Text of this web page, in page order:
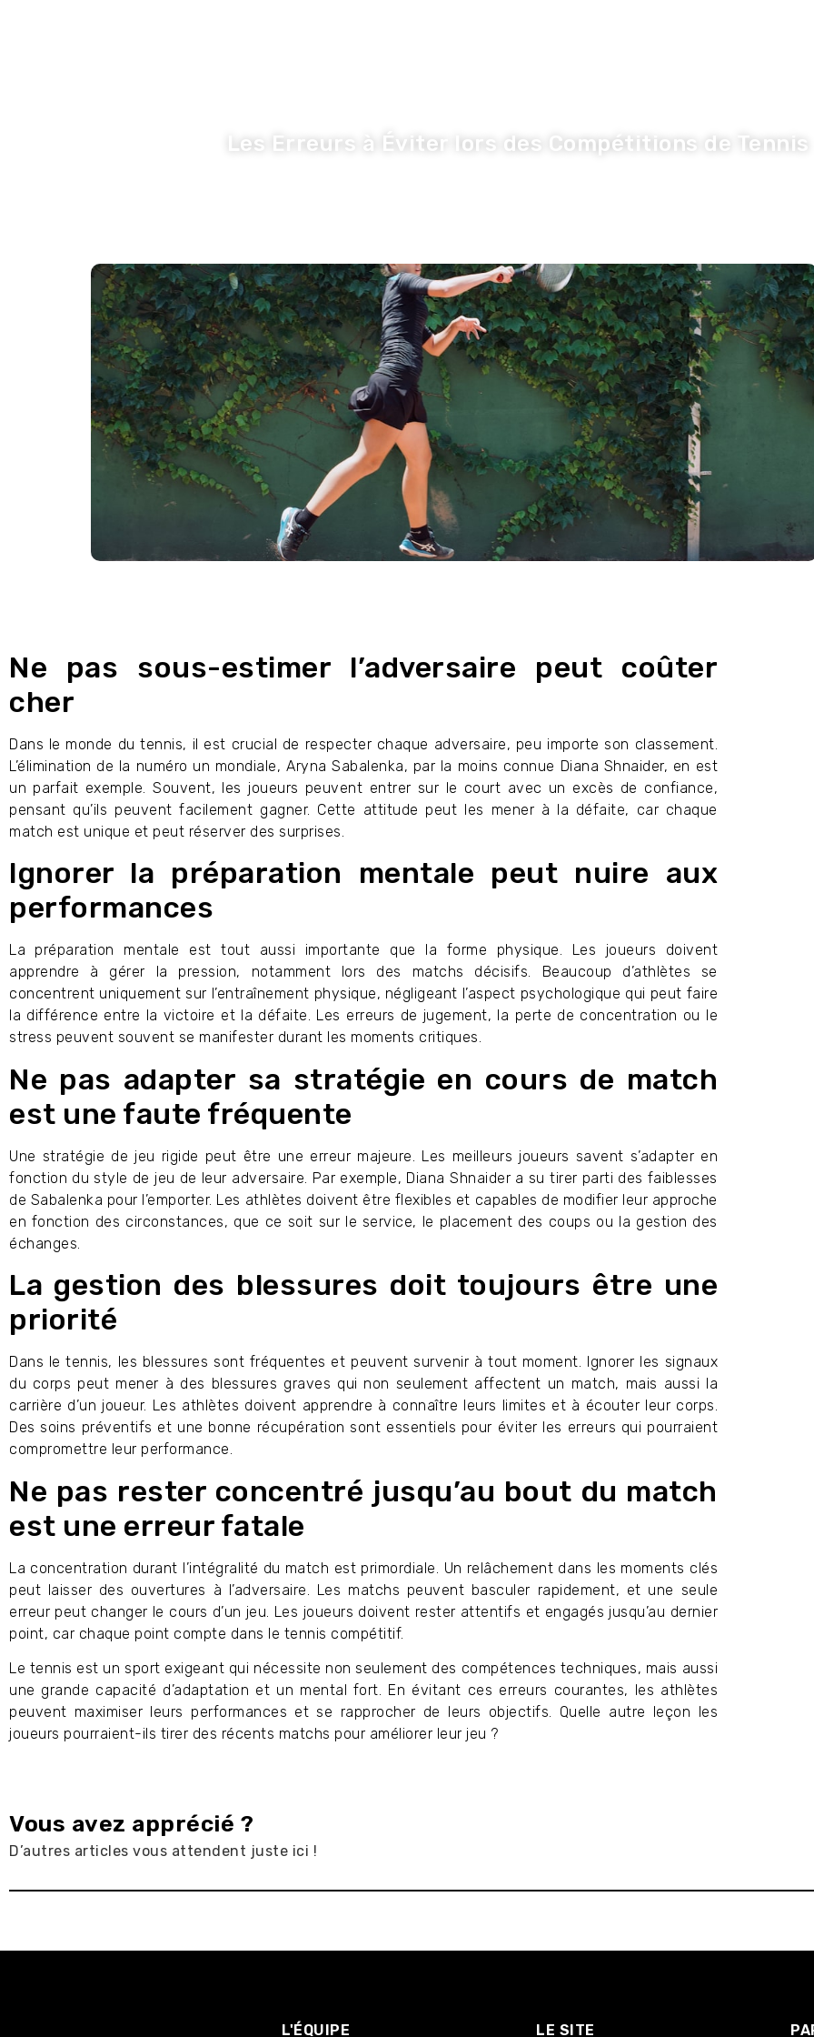
Les Erreurs à Éviter lors des Compétitions de Tennis
Ne pas sous-estimer l’adversaire peut coûter
cher
Dans le monde du tennis, il est crucial de respecter chaque adversaire, peu importe son classement.
L’élimination de la numéro un mondiale, Aryna Sabalenka, par la moins connue Diana Shnaider, en est
un parfait exemple. Souvent, les joueurs peuvent entrer sur le court avec un excès de confiance,
pensant qu’ils peuvent facilement gagner. Cette attitude peut les mener à la défaite, car chaque
match est unique et peut réserver des surprises.
Ignorer la préparation mentale peut nuire aux
performances
La préparation mentale est tout aussi importante que la forme physique. Les joueurs doivent
apprendre à gérer la pression, notamment lors des matchs décisifs. Beaucoup d’athlètes se
concentrent uniquement sur l’entraînement physique, négligeant l’aspect psychologique qui peut faire
la différence entre la victoire et la défaite. Les erreurs de jugement, la perte de concentration ou le
stress peuvent souvent se manifester durant les moments critiques.
Ne pas adapter sa stratégie en cours de match
est une faute fréquente
Une stratégie de jeu rigide peut être une erreur majeure. Les meilleurs joueurs savent s’adapter en
fonction du style de jeu de leur adversaire. Par exemple, Diana Shnaider a su tirer parti des faiblesses
de Sabalenka pour l’emporter. Les athlètes doivent être flexibles et capables de modifier leur approche
en fonction des circonstances, que ce soit sur le service, le placement des coups ou la gestion des
échanges.
La gestion des blessures doit toujours être une
priorité
Dans le tennis, les blessures sont fréquentes et peuvent survenir à tout moment. Ignorer les signaux
du corps peut mener à des blessures graves qui non seulement affectent un match, mais aussi la
carrière d’un joueur. Les athlètes doivent apprendre à connaître leurs limites et à écouter leur corps.
Des soins préventifs et une bonne récupération sont essentiels pour éviter les erreurs qui pourraient
compromettre leur performance.
Ne pas rester concentré jusqu’au bout du match
est une erreur fatale
La concentration durant l’intégralité du match est primordiale. Un relâchement dans les moments clés
peut laisser des ouvertures à l’adversaire. Les matchs peuvent basculer rapidement, et une seule
erreur peut changer le cours d’un jeu. Les joueurs doivent rester attentifs et engagés jusqu’au dernier
point, car chaque point compte dans le tennis compétitif.
Le tennis est un sport exigeant qui nécessite non seulement des compétences techniques, mais aussi
une grande capacité d’adaptation et un mental fort. En évitant ces erreurs courantes, les athlètes
peuvent maximiser leurs performances et se rapprocher de leurs objectifs. Quelle autre leçon les
joueurs pourraient-ils tirer des récents matchs pour améliorer leur jeu ?
Vous avez apprécié ?
D’autres articles vous attendent juste ici !
L'ÉQUIPE LE SITE